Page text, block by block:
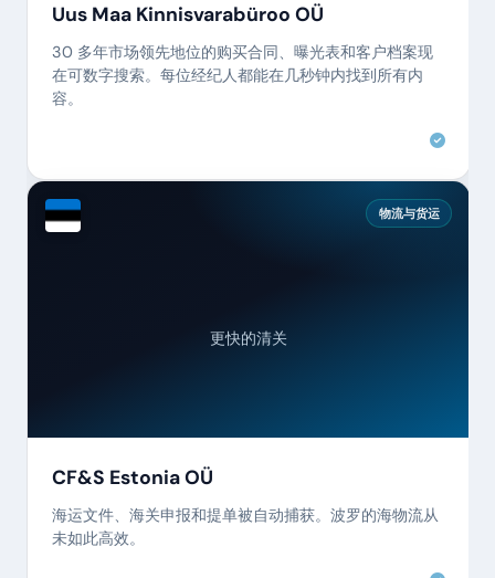
Uus Maa Kinnisvarabüroo OÜ
30 多年市场领先地位的购买合同、曝光表和客户档案现
在可数字搜索。每位经纪人都能在几秒钟内找到所有内
容。
物流与货运
更快的清关
CF&S Estonia OÜ
海运文件、海关申报和提单被自动捕获。波罗的海物流从
未如此高效。